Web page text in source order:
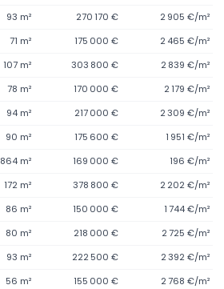
93 m² 270 170 €
2 905 €/m²
71 m² 175 000 €
2 465 €/m²
107 m² 303 800 €
2 839 €/m²
78 m² 170 000 €
2 179 €/m²
94 m² 217 000 €
2 309 €/m²
90 m² 175 600 €
1 951 €/m²
864 m² 169 000 €
196 €/m²
172 m² 378 800 €
2 202 €/m²
86 m² 150 000 €
1 744 €/m²
80 m² 218 000 €
2 725 €/m²
93 m² 222 500 €
2 392 €/m²
56 m² 155 000 €
2 768 €/m²